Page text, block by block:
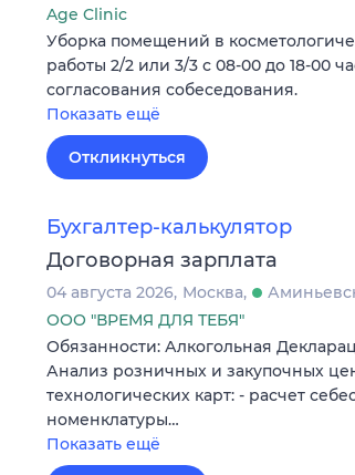
Age Clinic
Уборка помещений в
работы 2/2 или 3/3 с 08-00 до 18-00
согласования собеседования.
Показать ещё
Откликнуться
Бухгалтер-калькулятор
Договорная зарплата
04 августа 2026 Москва
ООО "ВРЕМЯ ДЛЯ ТЕБЯ"
Обязанности: Алкогольная
Анализ розничных и закупочных
технологических карт: - расчет
номенклатуры…
Показать ещё